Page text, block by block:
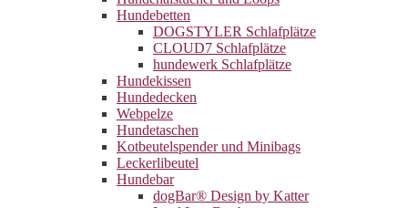
Hundebetten
DOGSTYLER Schlafplätze
CLOUD7 Schlafplätze
hundewerk Schlafplätze
Hundekissen
Hundedecken
Webpelze
Hundetaschen
Kotbeutelspender und Minibags
Leckerlibeutel
Hundebar
dogBar® Design by Katter